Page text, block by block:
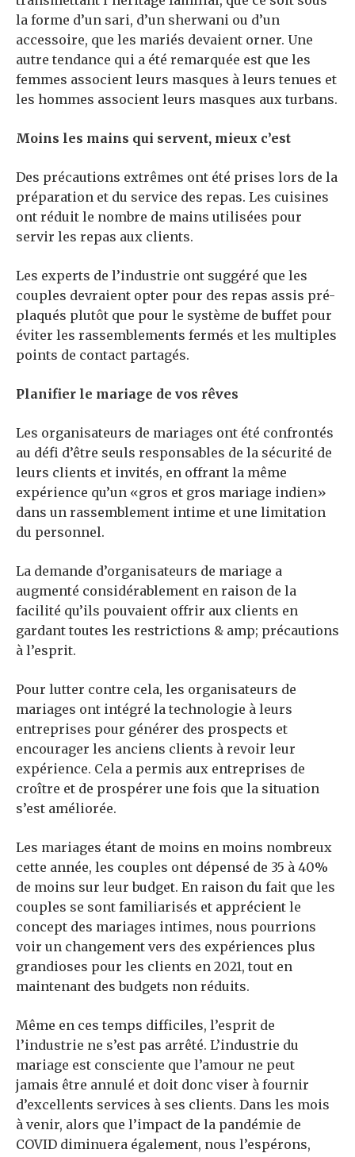
la forme d’un sari, d’un sherwani ou d’un
accessoire, que les mariés devaient orner. Une
autre tendance qui a été remarquée est que les
femmes associent leurs masques à leurs tenues et
les hommes associent leurs masques aux turbans.
Moins les mains qui servent, mieux c’est
Des précautions extrêmes ont été prises lors de la
préparation et du service des repas. Les cuisines
ont réduit le nombre de mains utilisées pour
servir les repas aux clients.
Les experts de l’industrie ont suggéré que les
couples devraient opter pour des repas assis pré-
plaqués plutôt que pour le système de buffet pour
éviter les rassemblements fermés et les multiples
points de contact partagés.
Planifier le mariage de vos rêves
Les organisateurs de mariages ont été confrontés
au défi d’être seuls responsables de la sécurité de
leurs clients et invités, en offrant la même
expérience qu’un «gros et gros mariage indien»
dans un rassemblement intime et une limitation
du personnel.
La demande d’organisateurs de mariage a
augmenté considérablement en raison de la
facilité qu’ils pouvaient offrir aux clients en
gardant toutes les restrictions & amp; précautions
à l’esprit.
Pour lutter contre cela, les organisateurs de
mariages ont intégré la technologie à leurs
entreprises pour générer des prospects et
encourager les anciens clients à revoir leur
expérience. Cela a permis aux entreprises de
croître et de prospérer une fois que la situation
s’est améliorée.
Les mariages étant de moins en moins nombreux
cette année, les couples ont dépensé de 35 à 40%
de moins sur leur budget. En raison du fait que les
couples se sont familiarisés et apprécient le
concept des mariages intimes, nous pourrions
voir un changement vers des expériences plus
grandioses pour les clients en 2021, tout en
maintenant des budgets non réduits.
Même en ces temps difficiles, l’esprit de
l’industrie ne s’est pas arrêté. L’industrie du
mariage est consciente que l’amour ne peut
jamais être annulé et doit donc viser à fournir
d’excellents services à ses clients. Dans les mois
à venir, alors que l’impact de la pandémie de
COVID diminuera également, nous l’espérons,